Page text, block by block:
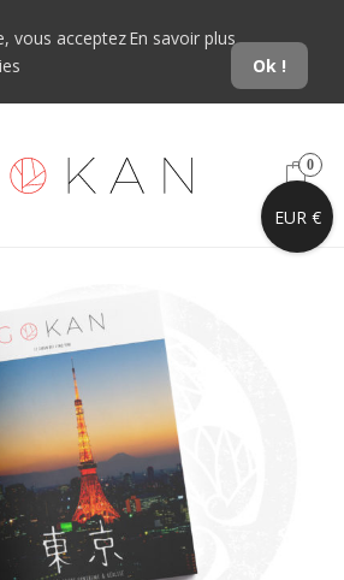
vous acceptezEn savoir plus
Ok !
0
EUR €